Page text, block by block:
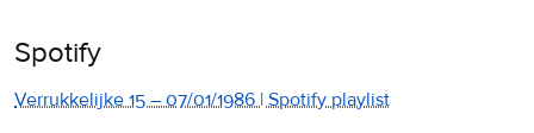
Spotify
Verrukkelijke 15 – 07/01/1986 | Spotify playlist